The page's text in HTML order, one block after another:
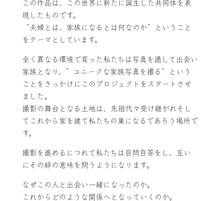
この作品は、この世界に新たに誕生した共同体を表
現したものです。
“夫婦とは、家族になるとは何なのか”ということ
をテーマとしています。
全く異なる環境で育った私たちは写真を通して出会い
家族となり、”ユニークな家族写真を撮る”という
ことをきっかけにこのプロジェクトをスタートさせ
ました。
撮影の舞台となる土地は、先祖代々受け継がれそし
てこれから家を建て私たちの巣になるであろう場所で
す。
撮影を進めるにつれて私たちは自問自答をし、互い
にその絆の意味を問うようになります。
なぜこの人と出会い一緒になったのか。
これからどのような関係へとなっていくのか。